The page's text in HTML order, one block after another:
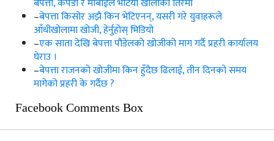
–बेपत्ता किसोर अझै किन भेटिएनन्, यसरी गरे युवाहरूले
आँधीखोलामा खोजी, हेर्नुहोस् भिडियो
–एक साता देखि बेपत्ता पौडेलको खोजीको माग गर्दै प्रहरी कार्यालय
घेराउ ।
–बेपत्ता राजनको खोजीमा किन हुँदैछ ढिलाई, तीन दिनको समय
मागेको प्रहरी के गर्दैछ ?
Facebook Comments Box